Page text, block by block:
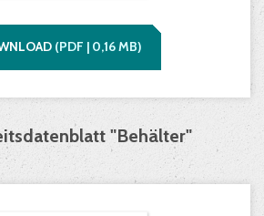
(PDF | 0,16MB)
"Behälter"